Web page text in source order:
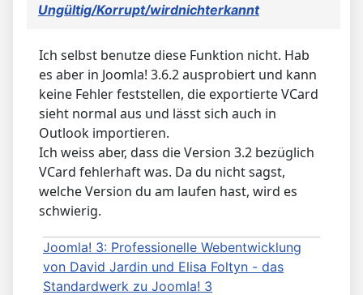
Ungültig/Korrupt/wirdnichterkannt
Ich selbst benutze diese Funktion nicht. Hab
es aber in Joomla! 3.6.2 ausprobiert und kann
keine Fehler feststellen, die exportierte VCard
sieht normal aus und lässt sich auch in
Outlook importieren.
Ich weiss aber, dass die Version 3.2 bezüglich
VCard fehlerhaft was. Da du nicht sagst,
welche Version du am laufen hast, wird es
schwierig.
Joomla! 3: Professionelle Webentwicklung
von David Jardin und Elisa Foltyn - das
Standardwerk zu Joomla! 3